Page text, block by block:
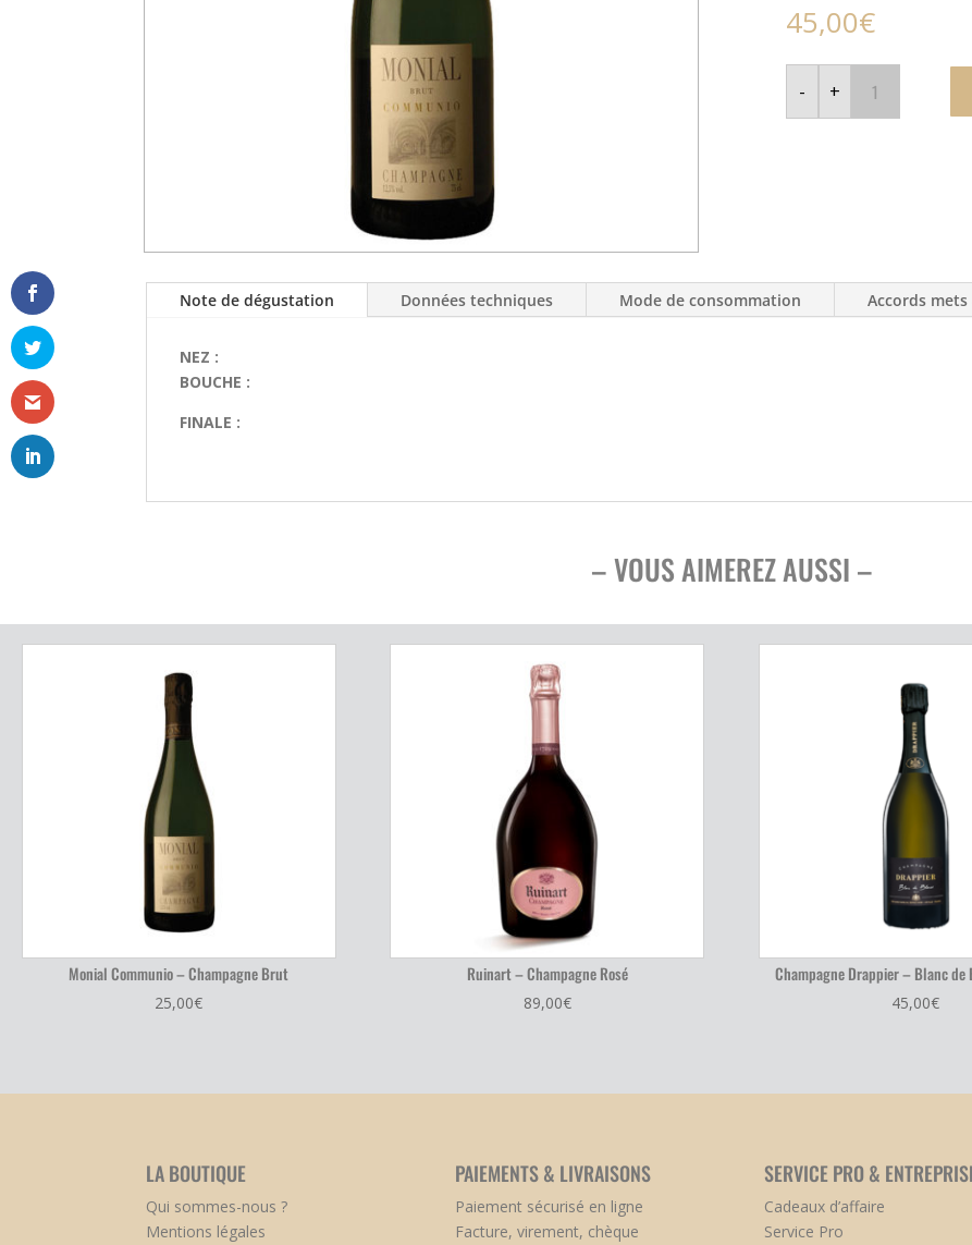
45,00€
-
quantité
Monial
Communio
+
Note de dégustation Données techniques Mode de consommation Accords
NEZ :
BOUCHE :
FINALE :
– VOUS AIMEREZ AUSSI –
Monial Communio – Champagne Brut
25,00€
Ruinart – Champagne Rosé
89,00€
Champagne Drappier – Blanc de
45,00€
LA BOUTIQUE
Qui sommes-nous ?
Mentions légales
PAIEMENTS & LIVRAISONS
Paiement sécurisé en ligne
Facture, virement, chèque
SERVICE PRO &
Cadeaux d’affaire
Service Pro